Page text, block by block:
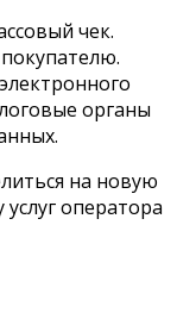
чек.
органы
на новую
оператора